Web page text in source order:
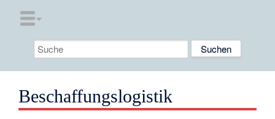
Beschaffungslogistik